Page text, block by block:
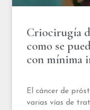
Criocirugía
como se
con mínima
El cáncer de
varias vías de